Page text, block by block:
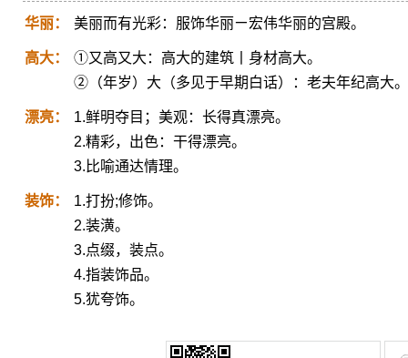
华丽： 美丽而有光彩：服饰华丽ㄧ宏伟华丽的宫殿。
高大：
①又高又大：高大的建筑丨身材高大。
②（年岁）大（多见于早期白话）：老夫年纪高大。
漂亮：
1.鲜明夺目；美观：长得真漂亮。
2.精彩，出色：干得漂亮。
3.比喻通达情理。
装饰：
1.打扮;修饰。
2.装潢。
3.点缀，装点。
4.指装饰品。
5.犹夸饰。